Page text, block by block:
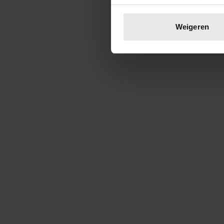
Uw apparaat
toestemming op elk
websiteverkeer te
media, adverteren en
Weigeren